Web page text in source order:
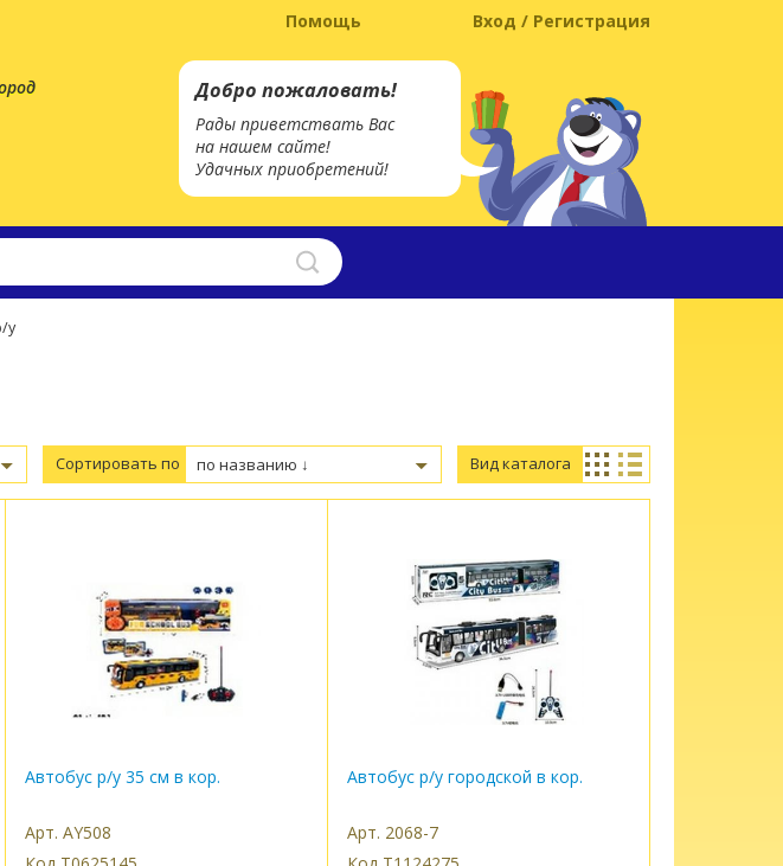
Добро пожаловать!
Рады приветствать Вас
на нашем сайте!
Удачных приобретений!
у
Сортировать по по названию ↓ Вид каталога
Автобус р/у 35 см в кор.
Арт. AY508
Автобус р/у городской в кор.
Арт. 2068-7
Вход / Регистрация
Помощь